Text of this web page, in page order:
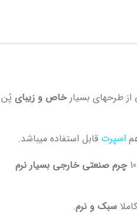
از طرحهای بسیارخاص و زیبای پُن
اسپرت قابل استفاده میباشد.
چرم صنعتی خارجی بسیار نرم
سبک و نرم.